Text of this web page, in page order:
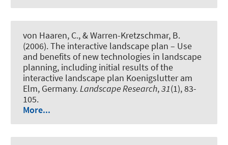
von Haaren, C., & Warren-Kretzschmar, B.
(2006).The interactive landscape plan – Use
and benefits of new technologies in landscape
planning, including initial results of the
interactive landscape plan Koenigslutter am
Elm, Germany.Landscape Research,31(1), 83-
105.
More...